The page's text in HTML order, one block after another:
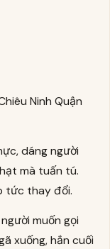
Ninh Quận
dáng người
mà tuấn tú.
tức thay đổi.
muốn gọi
xuống, hắn cuối